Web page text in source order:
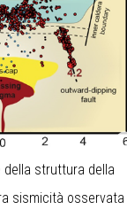
struttura della
sismicità osservata